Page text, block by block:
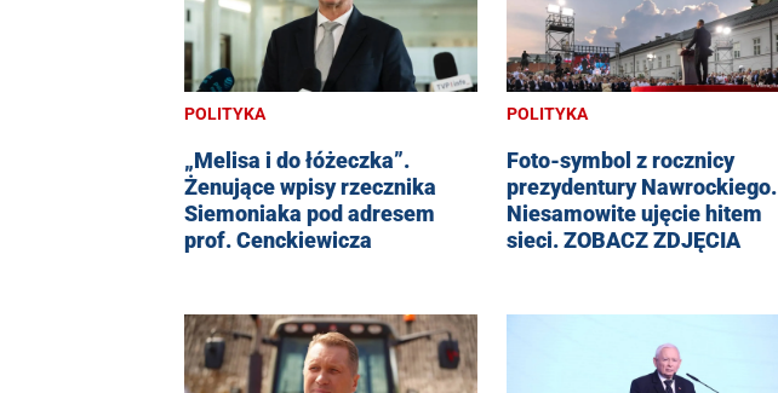
POLITYKA
„Melisa i do łóżeczka”.
Żenujące wpisy rzecznika
Siemoniaka pod adresem
prof. Cenckiewicza
POLITYKA
Foto-symbol z rocznicy
prezydentury Nawrockiego.
Niesamowite ujęcie hitem
sieci. ZOBACZ ZDJĘCIA